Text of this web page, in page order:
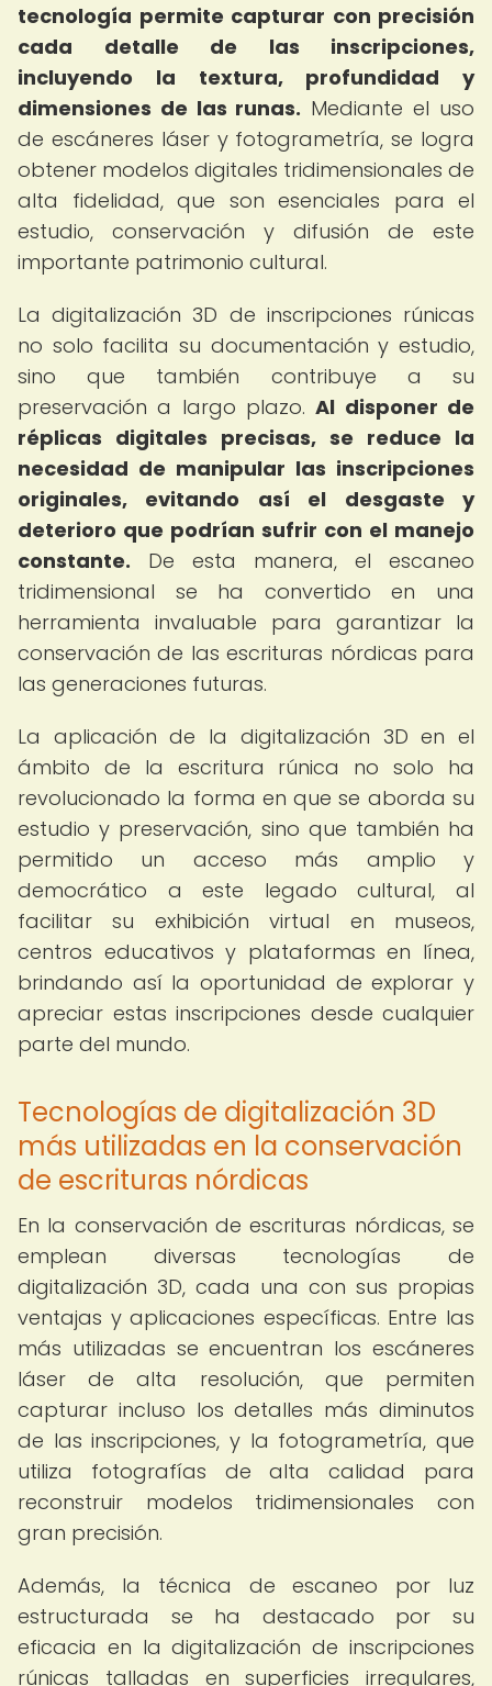
tecnología permite capturar con precisión
cada detalle de las inscripciones,
incluyendo la textura, profundidad y
dimensiones de las runas. Mediante el uso
de escáneres láser y fotogrametría, se logra
obtener modelos digitales tridimensionales de
alta fidelidad, que son esenciales para el
estudio, conservación y difusión de este
importante patrimonio cultural.
La digitalización 3D de inscripciones rúnicas
no solo facilita su documentación y estudio,
sino que también contribuye a su
preservación a largo plazo.Al disponer de
réplicas digitales precisas, se reduce la
necesidad de manipular las inscripciones
originales, evitando así el desgaste y
deterioro que podrían sufrir con el manejo
constante. De esta manera, el escaneo
tridimensional se ha convertido en una
herramienta invaluable para garantizar la
conservación de las escrituras nórdicas para
las generaciones futuras.
La aplicación de la digitalización 3D en el
ámbito de la escritura rúnica no solo ha
revolucionado la forma en que se aborda su
estudio y preservación, sino que también ha
permitido un acceso más amplio y
democrático a este legado cultural, al
facilitar su exhibición virtual en museos,
centros educativos y plataformas en línea,
brindando así la oportunidad de explorar y
apreciar estas inscripciones desde cualquier
parte del mundo.
Tecnologías de digitalización 3D
más utilizadas en la conservación
de escrituras nórdicas
En la conservación de escrituras nórdicas, se
emplean diversas tecnologías de
digitalización 3D, cada una con sus propias
ventajas y aplicaciones específicas. Entre las
más utilizadas se encuentran los escáneres
láser de alta resolución, que permiten
capturar incluso los detalles más diminutos
de las inscripciones, y la fotogrametría, que
utiliza fotografías de alta calidad para
reconstruir modelos tridimensionales con
gran precisión.
Además, la técnica de escaneo por luz
estructurada se ha destacado por su
eficacia en la digitalización de inscripciones
rúnicas talladas en superficies irregulares,